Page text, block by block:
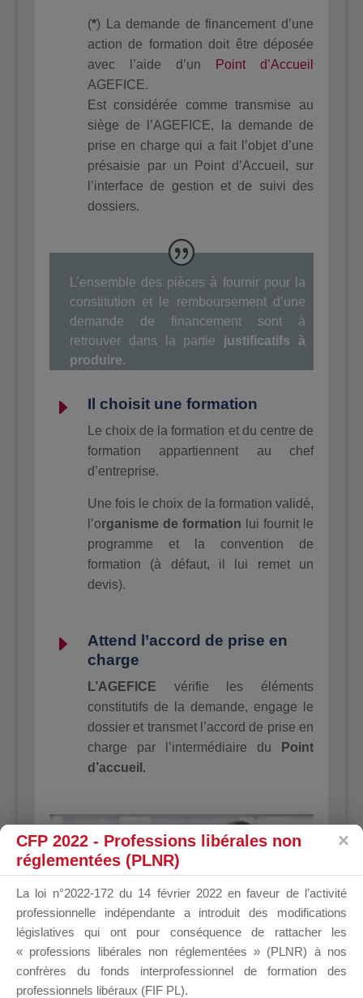
(*) La demande de financement d’une
action de formation doit être déposée
avec l’aide d’un
Point d’Accueil
AGEFICE.
Est considérée comme transmise au
siège de l’AGEFICE, la demande de
prise en charge qui a fait l’objet d’une
présaisie par un Point d’Accueil, sur
l’interface de gestion et de suivi des
dossiers.
L’ensemble des pièces à fournir pour la
constitution et le remboursement d’une
demande de financement sont à
retrouver dans la partie justificatifs à
produire.
E Il choisit une formation
Le choix de la formation et du centre de
formation appartiennent au chef
d’entreprise.
Une fois le choix de la formation validé,
l’organisme de formation lui fournit le
programme et la convention de
formation (à défaut, il lui remet un
devis).
E
Attend l’accord de prise en
charge
L’AGEFICE vérifie les éléments
constitutifs de la demande, engage le
dossier et transmet l’accord de prise en
charge par l’intermédiaire du
Point
d’accueil.
CFP 2022 - Professions libérales non
réglementées (PLNR)
La loi n°2022-172 du 14 février 2022 en faveur de l’activité
professionnelle indépendante a introduit des modifications
législatives qui ont pour conséquence de rattacher les
« professions libérales non réglementées » (PLNR) à nos
confrères du fonds interprofessionnel de formation des
professionnels libéraux (FIF PL).